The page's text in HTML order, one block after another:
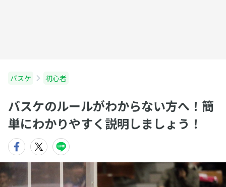
バスケ 初心者
バスケのルールがわからない方へ！簡
単にわかりやすく説明しましょう！